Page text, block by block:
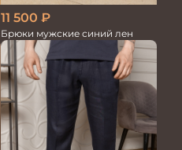
11 500 ₽
Брюки мужские синий лен